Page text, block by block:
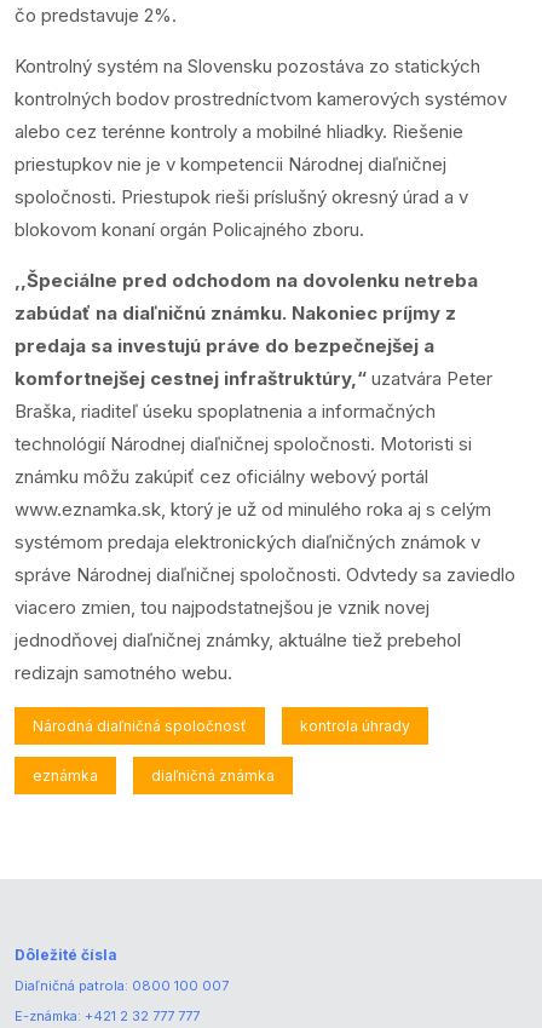
čo predstavuje 2%.
Kontrolný systém na Slovensku pozostáva zo statických
kontrolných bodov prostredníctvom kamerových systémov
alebo cez terénne kontroly a mobilné hliadky. Riešenie
priestupkov nie je v kompetencii Národnej diaľničnej
spoločnosti. Priestupok rieši príslušný okresný úrad a v
blokovom konaní orgán Policajného zboru.
,,Špeciálne pred odchodom na dovolenku netreba
zabúdať na diaľničnú známku. Nakoniec príjmy z
predaja sa investujú práve do bezpečnejšej a
komfortnejšej cestnej infraštruktúry,“ uzatvára Peter
Braška, riaditeľ úseku spoplatnenia a informačných
technológií Národnej diaľničnej spoločnosti. Motoristi si
známku môžu zakúpiť cez oficiálny webový portál
www.eznamka.sk, ktorý je už od minulého roka aj s celým
systémom predaja elektronických diaľničných známok v
správe Národnej diaľničnej spoločnosti. Odvtedy sa zaviedlo
viacero zmien, tou najpodstatnejšou je vznik novej
jednodňovej diaľničnej známky, aktuálne tiež prebehol
redizajn samotného webu.
Národná diaľničná spoločnosť kontrola úhrady
eznámka diaľničná známka
Dôležité čísla
Diaľničná patrola: 0800 100 007
E-známka: +421 2 32 777 777